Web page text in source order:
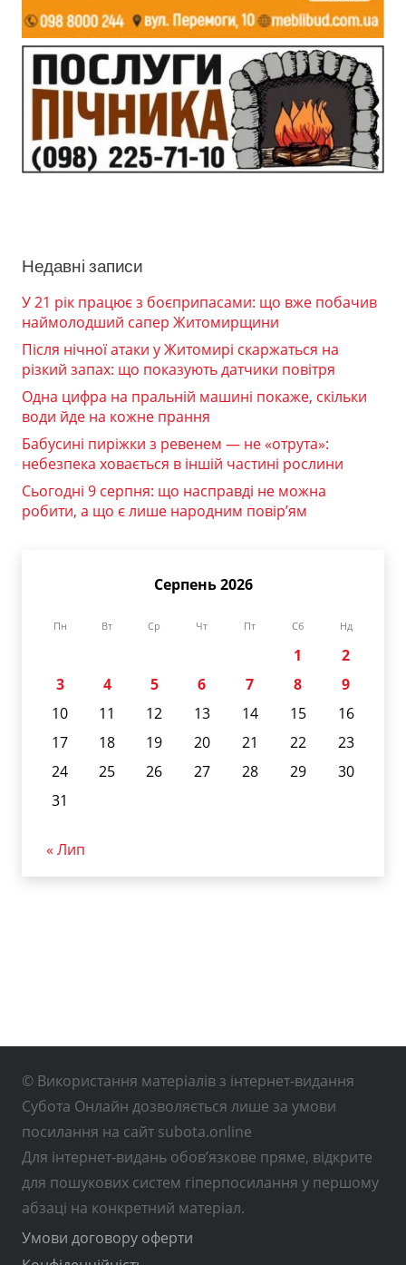
Недавні записи
У 21 рік працює з боєприпасами: що вже побачив
наймолодший сапер Житомирщини
Після нічної атаки у Житомирі скаржаться на
різкий запах: що показують датчики повітря
Одна цифра на пральній машині покаже, скільки
води йде на кожне прання
Бабусині пиріжки з ревенем — не «отрута»:
небезпека ховається в іншій частині рослини
Сьогодні 9 серпня: що насправді не можна
робити, а що є лише народним повір’ям
Серпень 2026
Пн Вт Ср Чт Пт Сб Нд
1
2
3
4 5 6 7 8
9
10
11 12 13 14 15
16
17
18 19 20 21 22
23
24
25 26 27 28 29
30
31
« Лип
© Використання матеріалів з інтернет-видання
Субота Онлайн дозволяється лише за умови
посилання на сайт subota.online
Для інтернет-видань обов’язкове пряме, відкрите
для пошукових систем гіперпосилання у першому
абзаці на конкретний матеріал.
Умови договору оферти